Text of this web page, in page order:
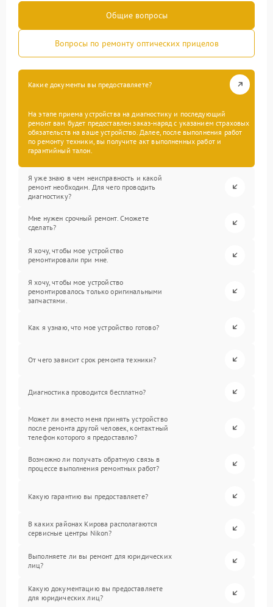
Общие вопросы
Вопросы по ремонту оптических прицелов
Какие документы вы предоставляете?
На этапе приема устройства на диагностику и последующий
ремонт вам будет предоставлен заказ-наряд с указанием страховых
обязательств на ваше устройство. Далее, после выполнения работ
по ремонту техники, вы получите акт выполненных работ и
гарантийный талон.
Я уже знаю в чем неисправность и какой
ремонт необходим. Для чего проводить
диагностику?
Мне нужен срочный ремонт. Сможете
сделать?
Я хочу, чтобы мое устройство
ремонтировали при мне.
Я хочу, чтобы мое устройство
ремонтировалось только оригинальными
запчастями.
Как я узнаю, что мое устройство готово?
От чего зависит срок ремонта техники?
Диагностика проводится бесплатно?
Может ли вместо меня принять устройство
после ремонта другой человек, контактный
телефон которого я предоставлю?
Возможно ли получать обратную связь в
процессе выполнения ремонтных работ?
Какую гарантию вы предоставляете?
В каких районах Кирова располагаются
сервисные центры Nikon?
Выполняете ли вы ремонт для юридических
лиц?
Какую документацию вы предоставляете
для юридических лиц?